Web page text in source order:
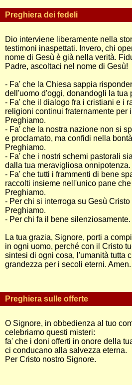
Preghiera dei fedeli
Dio interviene liberamente nella
testimoni inaspettati. Invero, chi
nome di Gesù è già nella verità.
Padre, ascoltaci nel nome di Gesù!
- Fa' che la Chiesa sappia
dell'uomo d'oggi, donandogli la tua
- Fa' che il dialogo fra i cristiani e i
religioni continui fraternamente per
Preghiamo.
- Fa' che la nostra nazione non si
e proclamato, ma confidi nella
Preghiamo.
- Fa' che i nostri schemi pastorali
dalla tua meravigliosa
- Fa' che tutti i frammenti di bene
raccolti insieme nell'unico pane che
Preghiamo.
- Per chi si interroga su Gesù
Preghiamo.
- Per chi fa il bene
La tua grazia, Signore, porti a
in ogni uomo, perché con il Cristo
sintesi di ogni cosa, l'umanità tutta
grandezza per i secoli eterni. Amen.
Preghiera sulle offerte
O Signore, in obbedienza al tuo
celebriamo questi misteri:
fa' che i doni offerti in onore della
ci conducano alla salvezza eterna.
Per Cristo nostro Signore.